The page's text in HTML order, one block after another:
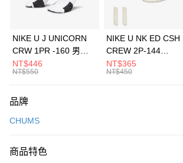
上海商業儲蓄銀行
元大商業銀行
台灣樂天信用卡公司
Apple Pay
全盈+PAY
AFTEE先享後付
【關於「AFTEE先享後付」】
便利好安心！
３．安心：先確認商品／服務後，再付款。
運送方式
每筆NT$100，滿NT$1,500(含以上)免運費
NIKE U J UNICORN
CRW 1PR -160 男女
中統襪 FZ3393100
NT$446
NT$550
NIKE U NK ED CSH
CREW 2P-144
EMBRDY 男女 短統襪
FZ3073133
NT$365
NT$450
品牌
CHUMS
商品特色